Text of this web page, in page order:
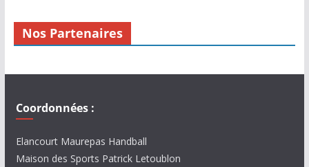
Nos Partenaires
Coordonnées :
Elancourt Maurepas Handball
Maison des Sports Patrick Letoublon